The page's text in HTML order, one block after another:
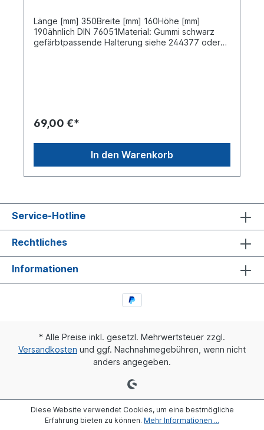
Länge [mm] 350Breite [mm] 160Höhe [mm]
190ähnlich DIN 76051Material: Gummi schwarz
gefärbtpassende Halterung siehe 244377 oder
69,00 €*
In den Warenkorb
Service-Hotline
Rechtliches
Informationen
* Alle Preise inkl. gesetzl. Mehrwertsteuer zzgl.
Versandkosten und ggf. Nachnahmegebühren, wenn nicht
anders angegeben.
Diese Website verwendet Cookies, um eine bestmögliche
Erfahrung bieten zu können. Mehr Informationen ...